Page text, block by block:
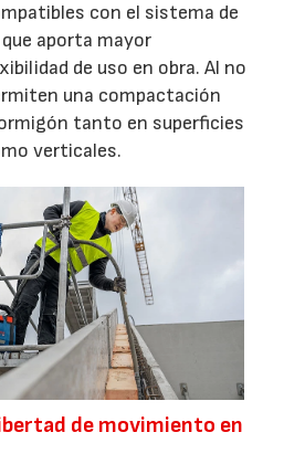
con el sistema de
aporta mayor
de uso en obra. Al no
una compactación
tanto en superficies
verticales.
de movimiento en